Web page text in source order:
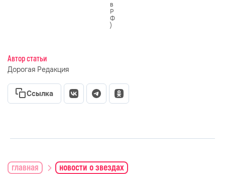
в
Р
Ф
)
Автор статьи
Дорогая Редакция
Ссылка
главная новости о звездах